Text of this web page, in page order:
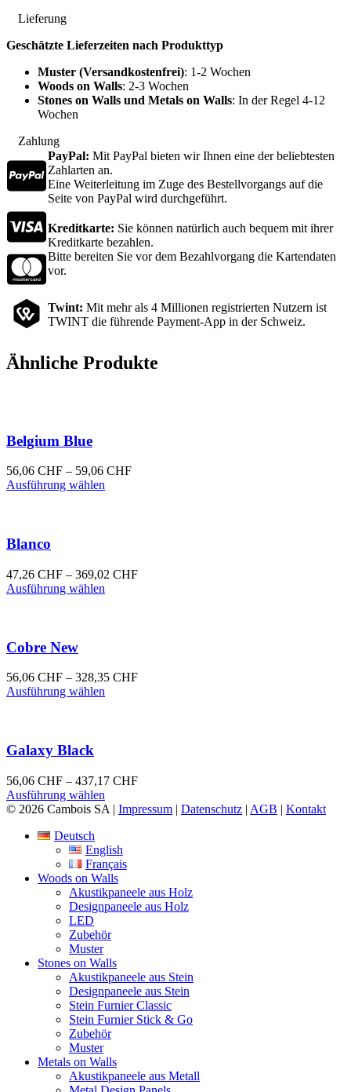
Lieferung
Geschätzte Lieferzeiten nach Produkttyp
Muster (Versandkostenfrei): 1-2 Wochen
Woods on Walls: 2-3 Wochen
Stones on Walls und Metals on Walls: In der Regel 4-12
Wochen
Zahlung
PayPal: Mit PayPal bieten wir Ihnen eine der beliebtesten
Zahlarten an.
Eine Weiterleitung im Zuge des Bestellvorgangs auf die
Seite von PayPal wird durchgeführt.
Kreditkarte: Sie können natürlich auch bequem mit ihrer
Kreditkarte bezahlen.
Bitte bereiten Sie vor dem Bezahlvorgang die Kartendaten
vor.
Twint: Mit mehr als 4 Millionen registrierten Nutzern ist
TWINT die führende Payment-App in der Schweiz.
Ähnliche Produkte
Belgium Blue
56,06 CHF – 59,06 CHFPreisspanne:
Ausführung wählen
Die
können
Blanco
47,26 CHF – 369,02 CHFPreisspanne:
Ausführung wählen
Die
können
Cobre New
56,06 CHF – 328,35 CHFPreisspanne:
Ausführung wählen
Die
Optionen
können
auf
Produktseite
gewählt
werden
Galaxy Black
56,06 CHF – 437,17 CHFPreisspanne:
bis
Ausführung wählen
Produkt
Varianten
auf.
Die
Optionen
können
der
gewählt
werden
© 2026 Cambois SA | Impressum | Datenschutz | AGB | Kontakt
Deutsch
English
Français
Woods on Walls
Akustikpaneele aus Holz
Designpaneele aus Holz
LED
Zubehör
Muster
Stones on Walls
Akustikpaneele aus Stein
Designpaneele aus Stein
Stein Furnier Classic
Stein Furnier Stick & Go
Zubehör
Muster
Metals on Walls
Akustikpaneele aus Metall